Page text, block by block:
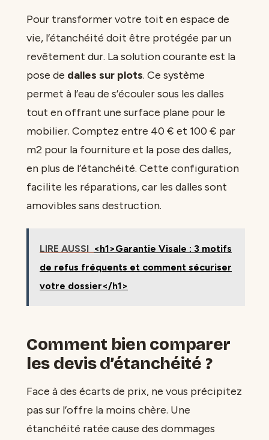
Pour transformer votre toit en espace de
vie, l’étanchéité doit être protégée par un
revêtement dur. La solution courante est la
pose de dalles sur plots. Ce système
permet à l’eau de s’écouler sous les dalles
tout en offrant une surface plane pour le
mobilier. Comptez entre 40 € et 100 € par
m2 pour la fourniture et la pose des dalles,
en plus de l’étanchéité. Cette configuration
facilite les réparations, car les dalles sont
amovibles sans destruction.
LIRE AUSSI <h1>Garantie Visale : 3 motifs
de refus fréquents et comment sécuriser
votre dossier</h1>
Comment bien comparer
les devis d’étanchéité ?
Face à des écarts de prix, ne vous précipitez
pas sur l’offre la moins chère. Une
étanchéité ratée cause des dommages